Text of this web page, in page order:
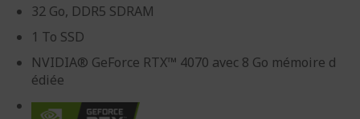
32 Go, DDR5 SDRAM
1 To SSD
NVIDIA® GeForce RTX™ 4070 avec 8 Go mémoire d
édiée